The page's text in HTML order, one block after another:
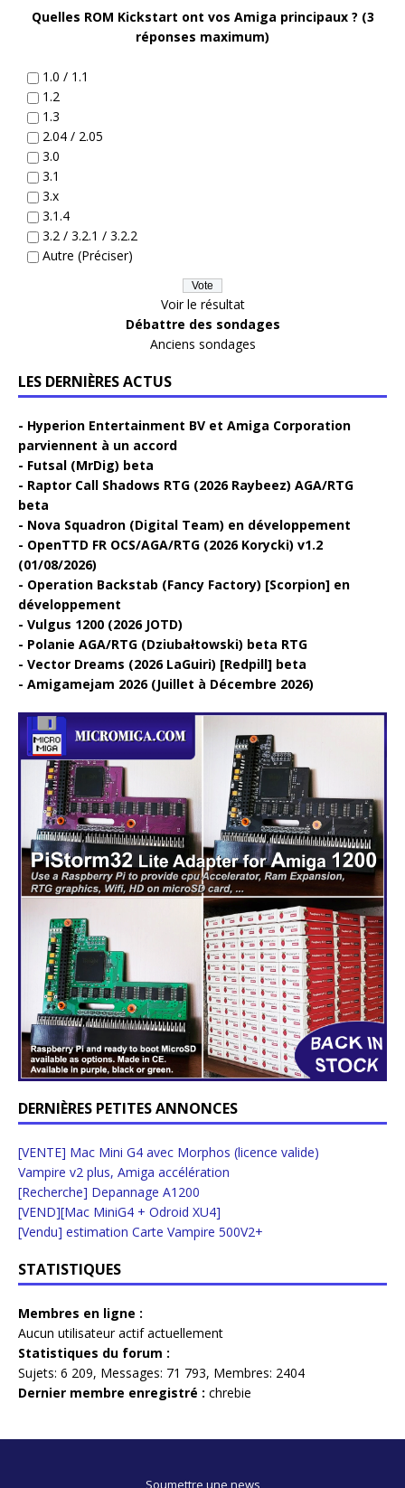
Quelles ROM Kickstart ont vos Amiga principaux ? (3
réponses maximum)
1.0 / 1.1
1.2
1.3
2.04 / 2.05
3.0
3.1
3.x
3.1.4
3.2 / 3.2.1 / 3.2.2
Autre (Préciser)
Voir le résultat
Débattre des sondages
Anciens sondages
LES DERNIÈRES ACTUS
Hyperion Entertainment BV et Amiga Corporation
parviennent à un accord
Futsal (MrDig) beta
Raptor Call Shadows RTG (2026 Raybeez) AGA/RTG
beta
Nova Squadron (Digital Team) en développement
OpenTTD FR OCS/AGA/RTG (2026 Korycki) v1.2
(01/08/2026)
Operation Backstab (Fancy Factory) [Scorpion] en
développement
Vulgus 1200 (2026 JOTD)
Polanie AGA/RTG (Dziubałtowski) beta RTG
Vector Dreams (2026 LaGuiri) [Redpill] beta
Amigamejam 2026 (Juillet à Décembre 2026)
DERNIÈRES PETITES ANNONCES
[VENTE] Mac Mini G4 avec Morphos (licence valide)
Vampire v2 plus, Amiga accélération
[Recherche] Depannage A1200
[VEND][Mac MiniG4 + Odroid XU4]
[Vendu] estimation Carte Vampire 500V2+
STATISTIQUES
Membres en ligne :
Aucun utilisateur actif actuellement
Statistiques du forum :
Sujets: 6 209, Messages: 71 793, Membres: 2404
Dernier membre enregistré : chrebie
Soumettre une news